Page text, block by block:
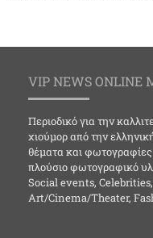
VIP NEWS ONLINE
Περιοδικό για την
χιούμορ από την
θέματα και
πλούσιο φωτογραφικό
Social events,
Art/Cinema/Theater,